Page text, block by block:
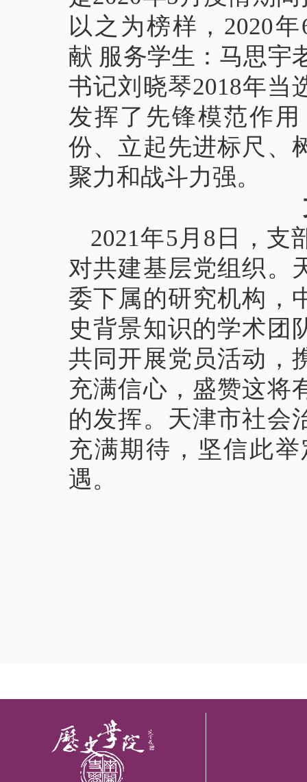
以之为榜样，2020
献 服务学生：马思宇
书记刘晓琴2018年当
发挥了先锋模范作
份、立起先进标尺、
聚力和战斗力强。
2021年5月8日，支
对共建基层党组织。
委下属的研究机构，
史背景知识的学术团
共同开展党员活动，
充满信心，盛赞这将
的发挥。天津市社会
充满期待，坚信此
遇。